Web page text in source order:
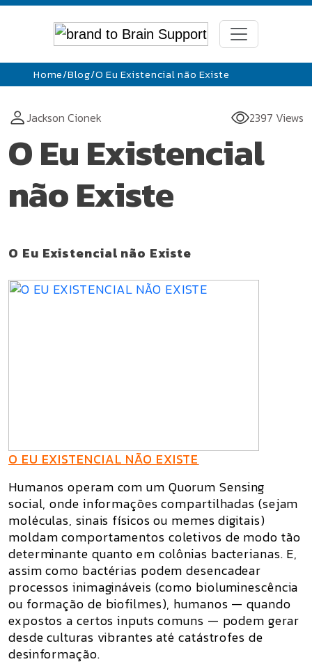
Home/Blog/O Eu Existencial não Existe
Jackson Cionek 2397 Views
O Eu Existencial
não Existe
O Eu Existencial não Existe
O EU EXISTENCIAL NÃO EXISTE
Humanos operam com um Quorum Sensing
social, onde informações compartilhadas (sejam
moléculas, sinais físicos ou memes digitais)
moldam comportamentos coletivos de modo tão
determinante quanto em colônias bacterianas. E,
assim como bactérias podem desencadear
processos inimagináveis (como bioluminescência
ou formação de biofilmes), humanos — quando
expostos a certos inputs comuns — podem gerar
desde culturas vibrantes até catástrofes de
desinformação.